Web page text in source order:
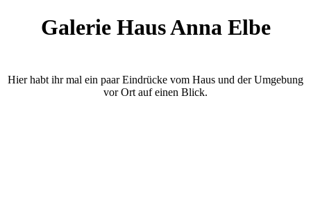
Galerie Haus Anna Elbe
Hier habt ihr mal ein paar Eindrücke vom Haus und der Umgebung
vor Ort auf einen Blick.